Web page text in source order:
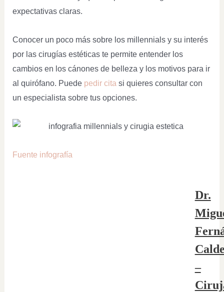
expectativas claras.
Conocer un poco más sobre los millennials y su interés
por las cirugías estéticas te permite entender los
cambios en los cánones de belleza y los motivos para ir
al quirófano. Puede pedir cita si quieres consultar con
un especialista sobre tus opciones.
Fuente infografía
Dr.
–